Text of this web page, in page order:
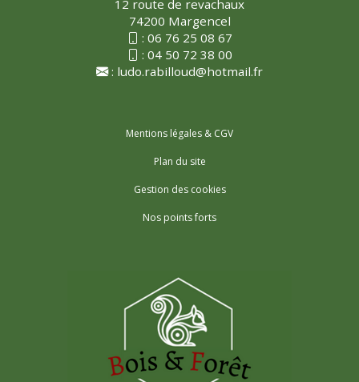
12 route de revachaux
74200 Margencel
: 06 76 25 08 67
: 04 50 72 38 00
: ludo.rabilloud@hotmail.fr
Mentions légales & CGV
Plan du site
Gestion des cookies
Nos points forts